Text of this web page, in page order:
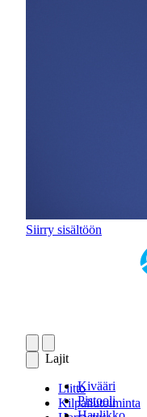
Siirry sisältöön
Lajit
Kivääri
Pistooli
Liitto
Kilpailutoiminta